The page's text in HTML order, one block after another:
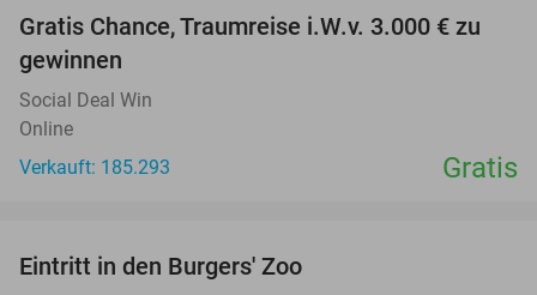
Gratis Chance, Traumreise i.W.v. 3.000 € zu
gewinnen
Social Deal Win
Online
Verkauft: 185.293
Gratis
Eintritt in den Burgers' Zoo